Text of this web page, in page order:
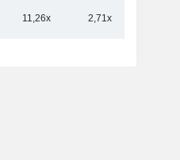
11,26x 2,71x